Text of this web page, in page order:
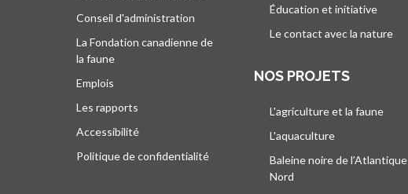
Conseil d'administration
La Fondation canadienne de
la faune
Emplois
Les rapports
Accessibilité
Politique de confidentialité
Éducation et initiative
Le contact avec la nature
NOS PROJETS
L'agriculture et la faune
L'aquaculture
Baleine noire de l’Atlantique
Nord